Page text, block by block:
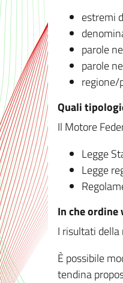
estremi
parole
parole
regione/
Quali
Il Motore
Legge
Legge
In che
I risultati
È possibile
tendina